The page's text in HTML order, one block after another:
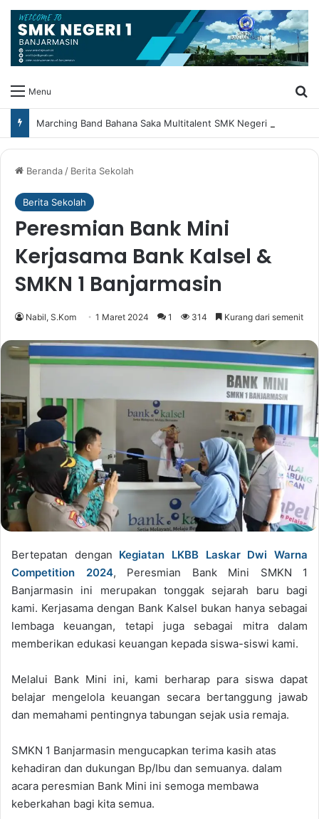
Menu
Beranda/ Berita Sekolah
Berita Sekolah
Peresmian Bank Mini
Kerjasama Bank Kalsel &
SMKN 1 Banjarmasin
Nabil, S.Kom 1 Maret 2024 1 314 Kurang dari semenit
Bertepatan dengan Kegiatan LKBB Laskar Dwi Warna
Competition 2024, Peresmian Bank Mini SMKN 1
Banjarmasin ini merupakan tonggak sejarah baru bagi
kami. Kerjasama dengan Bank Kalsel bukan hanya sebagai
lembaga keuangan, tetapi juga sebagai mitra dalam
memberikan edukasi keuangan kepada siswa-siswi kami.
Melalui Bank Mini ini, kami berharap para siswa dapat
belajar mengelola keuangan secara bertanggung jawab
dan memahami pentingnya tabungan sejak usia remaja.
SMKN 1 Banjarmasin mengucapkan terima kasih atas
kehadiran dan dukungan Bp/Ibu dan semuanya. dalam
acara peresmian Bank Mini ini semoga membawa
keberkahan bagi kita semua.